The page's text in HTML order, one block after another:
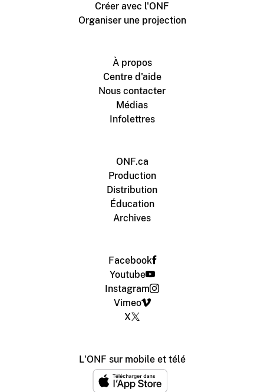
Créer avec l'ONF
Organiser une projection
À propos
Centre d'aide
Nous contacter
Médias
Infolettres
ONF.ca
Production
Distribution
Éducation
Archives
Facebook
Youtube
Instagram
Vimeo
X
L'ONF sur mobile et télé